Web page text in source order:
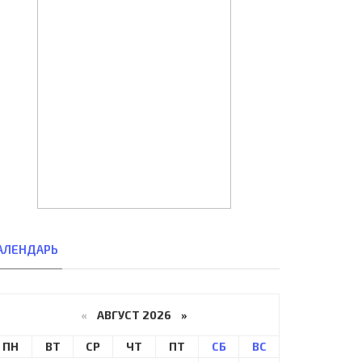
« АВГУСТ 2026 »
ПН ВТ СР ЧТ ПТ СБ
ВС